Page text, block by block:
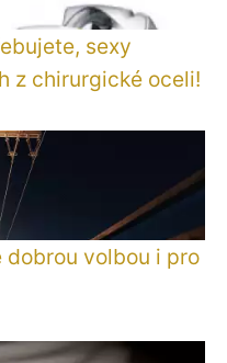
sexy
z chirurgické oceli!
dobrou volbou i pro